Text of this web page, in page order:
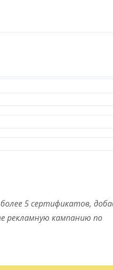
5 сертификатов,
рекламную кампанию по